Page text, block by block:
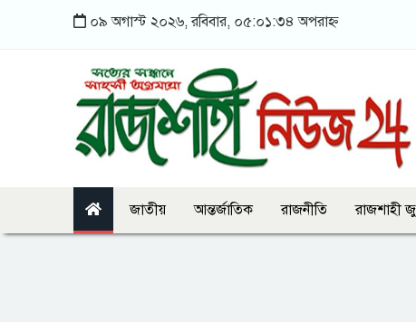
০৯ অগাস্ট ২০২৬, রবিবার, ০৫:০১:৩৪ অপরাহ্ন
জাতীয় আন্তর্জাতিক রাজনীতি রাজশাহী